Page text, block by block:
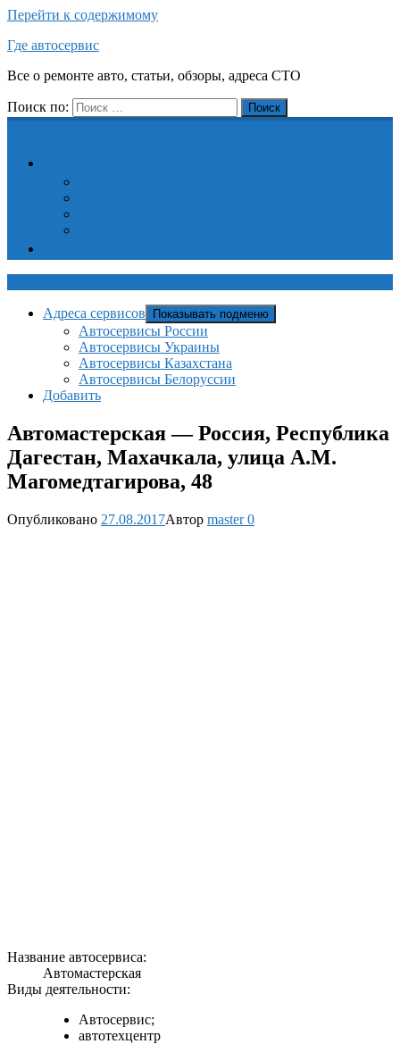
Перейти к содержимому
Где автосервис
Все о ремонте авто, статьи, обзоры, адреса СТО
Поиск по: Поиск
Адреса сервисов Показывать подменю
Автосервисы России
Автосервисы Украины
Автосервисы Казахстана
Автосервисы Белоруссии
Добавить
Автомастерская — Россия, Республика
Дагестан, Махачкала, улица А.М.
Магомедтагирова, 48
Опубликовано 27.08.2017Автор master0
Название автосервиса:
Автомастерская
Виды деятельности:
Автосервис;
автотехцентр